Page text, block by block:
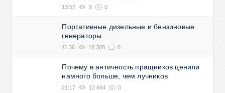
13:52 0 0
Портативные дизельные и бензиновые
генераторы
11:36 18 308 0
Почему в античность пращников ценили
намного больше, чем лучников
21:17 12 864 0